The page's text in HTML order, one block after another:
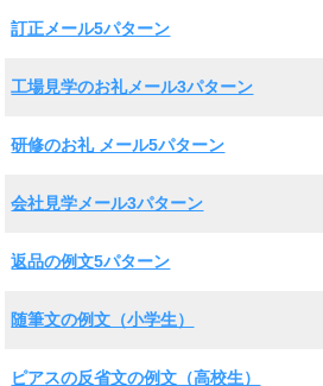
訂正メール5パターン
工場見学のお礼メール3パターン
研修のお礼 メール5パターン
会社見学メール3パターン
返品の例文5パターン
随筆文の例文（小学生）
ピアスの反省文の例文（高校生）